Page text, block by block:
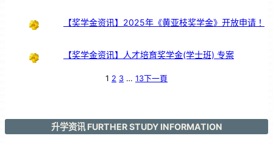
【奖学金资讯】2025年《黄亚枝奖学金》开放申请！
【奖学金资讯】人才培育奖学金(学士班) 专案
1 2 3 … 13下一頁
升学资讯 FURTHER STUDY INFORMATION